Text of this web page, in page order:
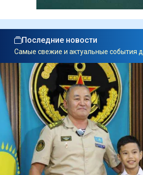
Последние новости
Самые свежие и актуальные события